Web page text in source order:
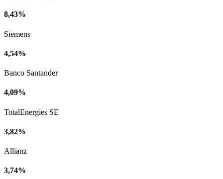
8,43%
Siemens
4,54%
Banco Santander
4,09%
TotalEnergies SE
3,82%
Allianz
3,74%